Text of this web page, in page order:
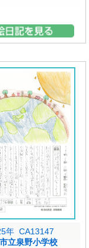
年 CA13147
立泉野小学校